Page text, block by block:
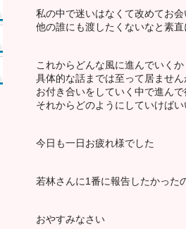
私の中で迷いはなくて改めてお会
他の誰にも渡したくないなと素直
これからどんな風に進んでいくか
具体的な話までは至って居ません
お付き合いをしていく中で進んで
それからどのようにしていけば
今日も一日お疲れ様でした️
若林さんに1番に報告したかった
おやすみなさい